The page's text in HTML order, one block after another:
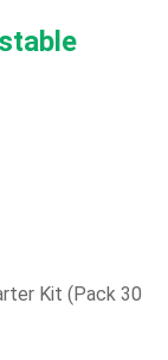
Kit (Pack 30